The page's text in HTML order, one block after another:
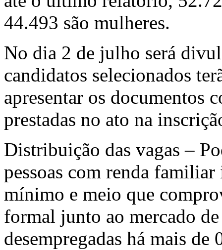
44.493 são mulheres.
No dia 2 de julho será
candidatos selecionados
apresentar os documentos
prestadas no ato na
Distribuição das vagas –
pessoas com renda
mínimo e meio que
formal junto ao mercado
desempregadas há mais